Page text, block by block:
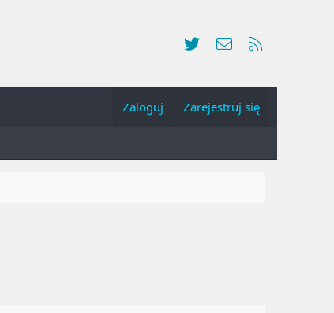
Twitter Kontakt
Zaloguj Zarejestruj się